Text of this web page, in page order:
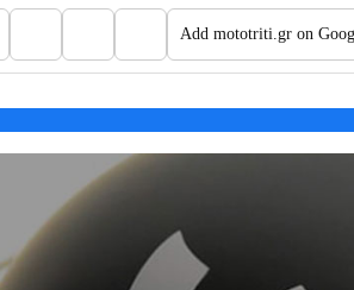
Add mototriti.gr on